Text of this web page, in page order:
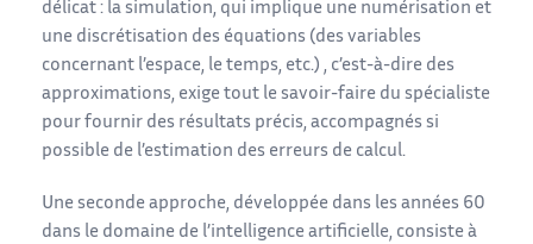
délicat : la simulation, qui implique une numérisation et
une discrétisation des équations (des variables
concernant l’espace, le temps, etc.) , c’est-à-dire des
approximations, exige tout le savoir-faire du spécialiste
pour fournir des résultats précis, accompagnés si
possible de l’estimation des erreurs de calcul.
Une seconde approche, développée dans les années 60
dans le domaine de l’intelligence artificielle, consiste à